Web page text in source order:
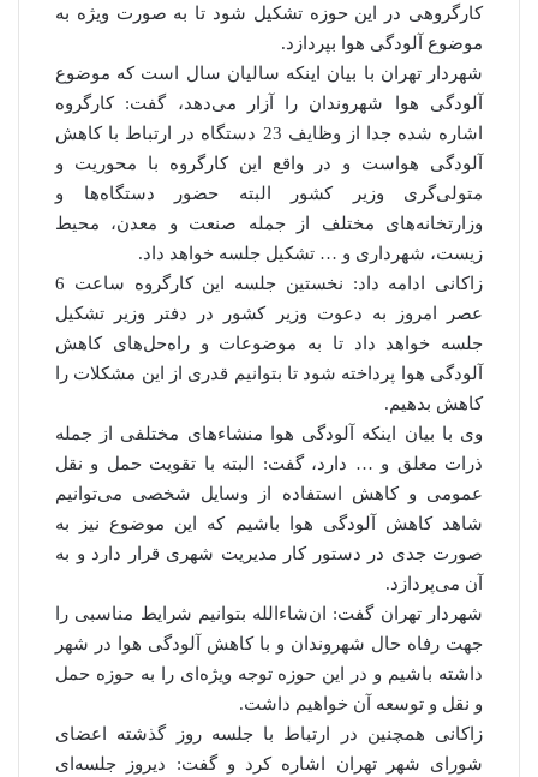
کارگروهی در این حوزه تشکیل شود تا به صورت ویژه به
موضوع آلودگی هوا بپردازد.
شهردار تهران با بیان اینکه سالیان سال است که موضوع
آلودگی هوا شهروندان را آزار می‌دهد، گفت: کارگروه
اشاره شده جدا از وظایف 23 دستگاه در ارتباط با کاهش
آلودگی هواست و در واقع این کارگروه با محوریت و
متولی‌گری وزیر کشور البته حضور دستگاه‌ها و
وزارتخانه‌های مختلف از جمله صنعت و معدن، محیط
زیست، شهرداری و … تشکیل جلسه خواهد داد.
زاکانی ادامه داد: نخستین جلسه این کارگروه ساعت 6
عصر امروز به دعوت وزیر کشور در دفتر وزیر تشکیل
جلسه خواهد داد تا به موضوعات و راه‌حل‌های کاهش
آلودگی هوا پرداخته شود تا بتوانیم قدری از این مشکلات را
کاهش بدهیم.
وی با بیان اینکه آلودگی هوا منشاء‌های مختلفی از جمله
ذرات معلق و … دارد، گفت: البته با تقویت حمل و نقل
عمومی و کاهش استفاده از وسایل شخصی می‌توانیم
شاهد کاهش آلودگی هوا باشیم که این موضوع نیز به
صورت جدی در دستور کار مدیریت شهری قرار دارد و به
آن می‌پردازد.
شهردار تهران گفت: ان‌شاءالله بتوانیم شرایط مناسبی را
جهت رفاه حال شهروندان و با کاهش آلودگی هوا در شهر
داشته باشیم و در این حوزه توجه ویژه‌ای را به حوزه حمل
و نقل و توسعه آن خواهیم داشت.
زاکانی همچنین در ارتباط با جلسه روز گذشته اعضای
شورای شهر تهران اشاره کرد و گفت: دیروز جلسه‌ای